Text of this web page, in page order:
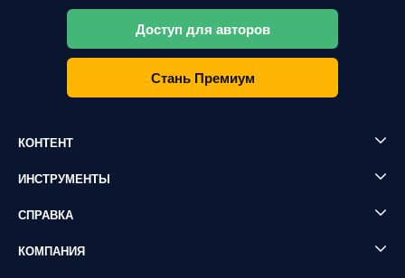
Доступ для авторов
Стань Премиум
КОНТЕНТ
ИНСТРУМЕНТЫ
СПРАВКА
КОМПАНИЯ